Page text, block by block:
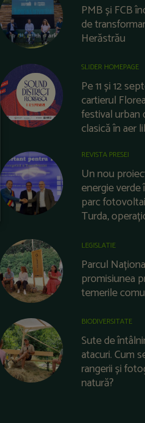
PMB și FCB
de
Herăstrău
SLIDER HOMEPAGE
Pe 11 și 12
cartierul
festival urban
clasică în aer
REVISTA PRESEI
Un nou
energie verde
parc
Turda,
LEGISLATIE
Parcul
promisiunea
temerile
BIODIVERSITATE
Sute de
atacuri. Cum
rangerii și
natură?